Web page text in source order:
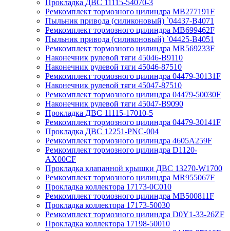
Прокладка ДВС 11115-54070-3
Ремкомплект тормозного цилиндра MB277191F
Пыльник привода (силиконовый) `04437-B4071
Ремкомплект тормозного цилиндра MB699462F
Пыльник привода (силиконовый) `04425-B4051
Ремкомплект тормозного цилиндра MR569233F
Наконечник рулевой тяги 45046-B9110
Наконечник рулевой тяги 45046-87510
Ремкомплект тормозного цилиндра 04479-30131F
Наконечник рулевой тяги 45047-87510
Ремкомплект тормозного цилиндра 04479-50030F
Наконечник рулевой тяги 45047-B9090
Прокладка ДВС 11115-17010-5
Ремкомплект тормозного цилиндра 04479-30141F
Прокладка ДВС 12251-PNC-004
Ремкомплект тормозного цилиндра 4605A259F
Ремкомплект тормозного цилиндра D1120-
AX00CF
Прокладка клапанной крышки ДВС 13270-W1700
Ремкомплект тормозного цилиндра MR955067F
Прокладка коллектора 17173-0C010
Ремкомплект тормозного цилиндра MB500811F
Прокладка коллектора 17173-50030
Ремкомплект тормозного цилиндра D0Y1-33-26ZF
Прокладка коллектора 17198-50010